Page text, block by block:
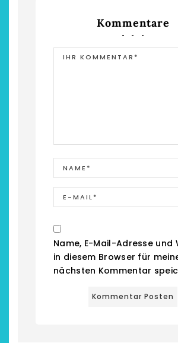
Hofcafés am
Niederrhein
Kommentare
Name, E-Mail-Adresse und
in diesem Browser für
nächsten Kommentar